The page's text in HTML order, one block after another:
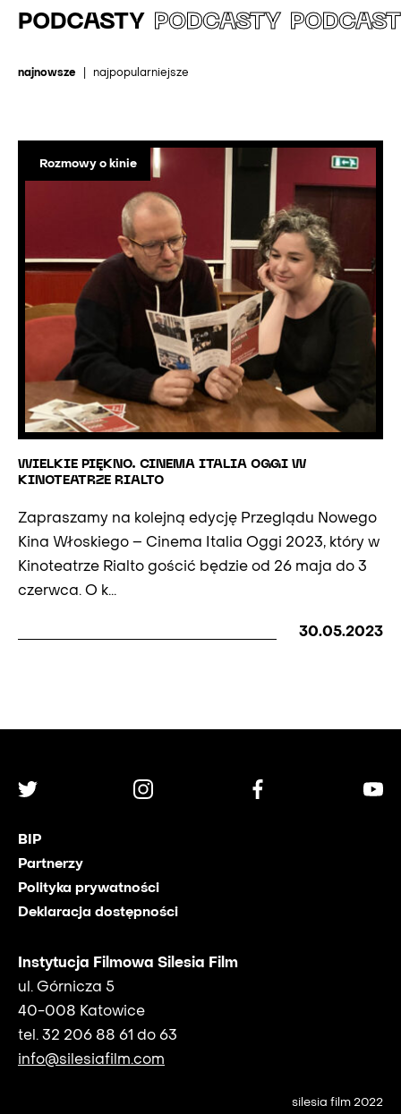
PODCASTY PODCASTY
najnowsze najpopularniejsze
Rozmowy o kinie
WIELKIE PIĘKNO. CINEMA ITALIA OGGI W
KINOTEATRZE RIALTO
Zapraszamy na kolejną edycję Przeglądu Nowego
Kina Włoskiego – Cinema Italia Oggi 2023, który w
Kinoteatrze Rialto gościć będzie od 26 maja do 3
czerwca. O k...
30.05.2023
Instytucja Filmowa Silesia Film
ul. Górnicza 5
40-008 Katowice
tel. 32 206 88 61 do 63
info@silesiafilm.com
BIP
Partnerzy
Polityka prywatności
Deklaracja dostępności
silesia film 2022